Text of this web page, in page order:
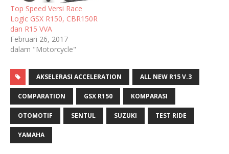
Top Speed Versi Race
Logic GSX R150, CBR150R
dan R15 VVA
Februari 26, 2017
dalam "Motorcycle"
AKSELERASI ACCELERATION ALL NEW R15 V.3
COMPARATION GSX R150 KOMPARASI
OTOMOTIF SENTUL SUZUKI TEST RIDE
YAMAHA